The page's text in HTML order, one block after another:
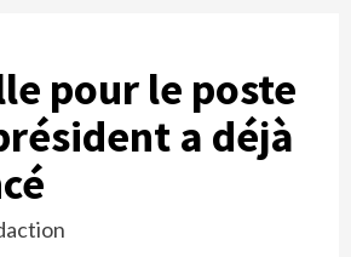
pour le poste
a déjà